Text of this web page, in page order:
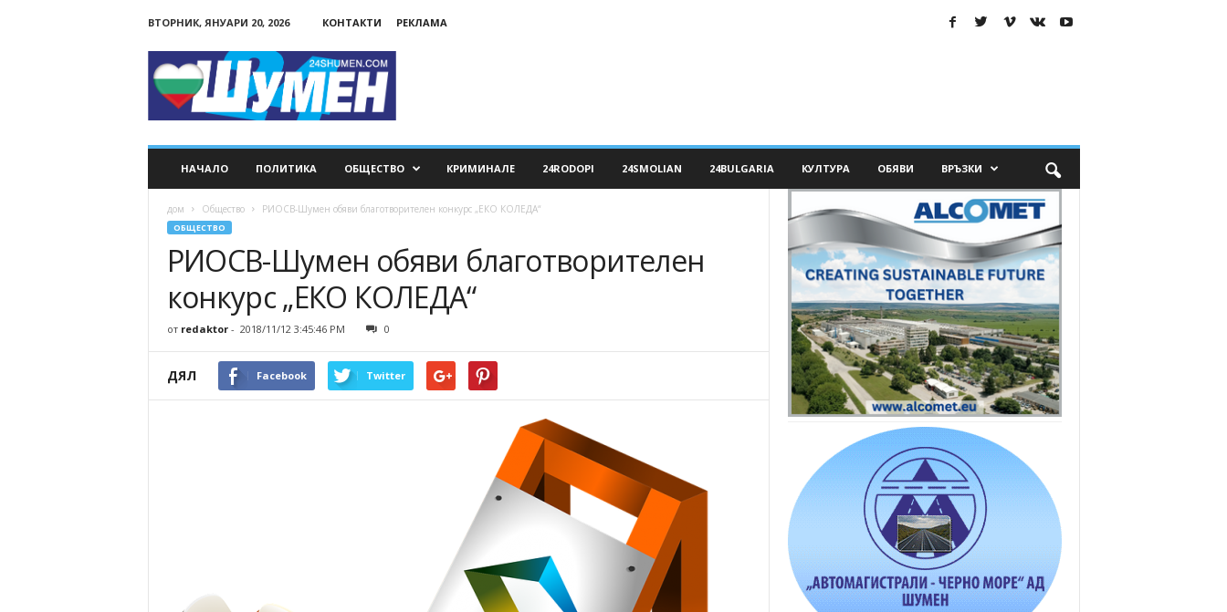
ВТОРНИК, ЯНУАРИ 20, 2026 КОНТАКТИ РЕКЛАМА
НАЧАЛО ПОЛИТИКА ОБЩЕСТВО КРИМИНАЛЕ 24RODOPI 24SMOLIAN 24BULGARIA КУЛТУРА ОБЯВИ ВРЪЗКИ
дом Общество РИОСВ-Шумен обяви благотворителен конкурс „ЕКО КОЛЕДА“
ОБЩЕСТВО
РИОСВ-Шумен обяви благотворителен
конкурс „ЕКО КОЛЕДА“
от redaktor- 2018/11/12 3:45:46 PM 0
ДЯЛ Facebook Twitter